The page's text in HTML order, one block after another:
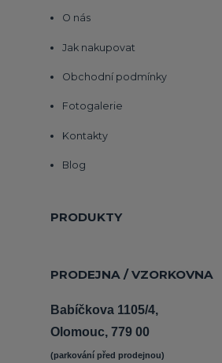
O nás
Jak nakupovat
Obchodní podmínky
Fotogalerie
Kontakty
Blog
PRODUKTY
PRODEJNA / VZORKOVNA
Babíčkova 1105/4,
Olomouc, 779 00
(parkování před prodejnou)